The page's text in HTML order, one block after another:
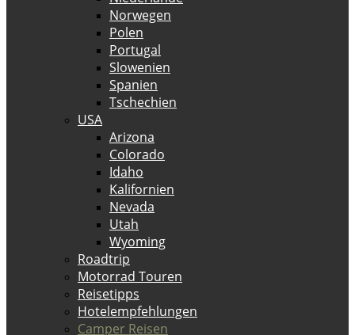
Norwegen
Polen
Portugal
Slowenien
Spanien
Tschechien
USA
Arizona
Colorado
Idaho
Kalifornien
Nevada
Utah
Wyoming
Roadtrip
Motorrad Touren
Reisetipps
Hotelempfehlungen
Camper Reisen